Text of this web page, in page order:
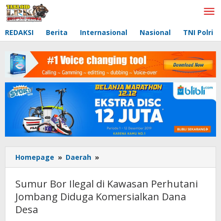
Lewati
ke
REDAKSI Berita Internasional Nasional TNI Polri
Homepage » Daerah »
Bor
Ilegal
di
Kawasan
Sumur Bor Ilegal di Kawasan Perhutani
Jombang Diduga Komersialkan Dana
Desa